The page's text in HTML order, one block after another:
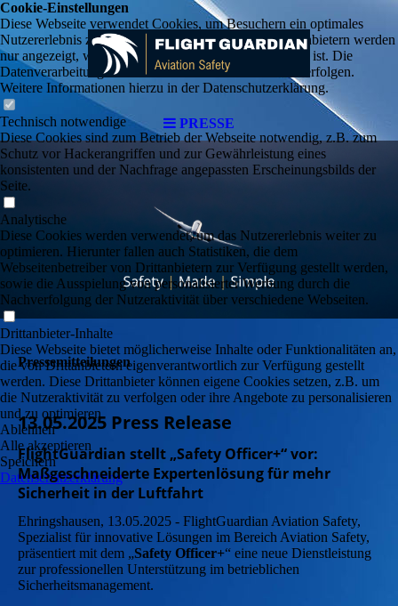
PRESSE
Pressemitteilungen
13.05.2025 Press Release
FlightGuardian stellt „Safety Officer+“ vor:
Maßgeschneiderte Expertenlösung für mehr
Sicherheit in der Luftfahrt
Ehringshausen, 13.05.2025 - FlightGuardian Aviation Safety,
Spezialist für innovative Lösungen im Bereich Aviation Safety,
präsentiert mit dem „Safety Officer+“ eine neue Dienstleistung
zur professionellen Unterstützung im betrieblichen
Sicherheitsmanagement.
Cookie-Einstellungen
Diese Webseite verwendet Cookies, um Besuchern ein optimales
Nutzererlebnis zu bieten. Bestimmte Inhalte von Drittanbietern werden
nur angezeigt, wenn die entsprechende Option aktiviert ist. Die
Datenverarbeitung kann dann auch in einem Drittland erfolgen.
Weitere Informationen hierzu in der Datenschutzerklärung.
Technisch notwendige
Diese Cookies sind zum Betrieb der Webseite notwendig, z.B. zum
Schutz vor Hackerangriffen und zur Gewährleistung eines
konsistenten und der Nachfrage angepassten Erscheinungsbilds der
Seite.
Analytische
Diese Cookies werden verwendet, um das Nutzererlebnis weiter zu
optimieren. Hierunter fallen auch Statistiken, die dem
Webseitenbetreiber von Drittanbietern zur Verfügung gestellt werden,
sowie die Ausspielung von personalisierter Werbung durch die
Nachverfolgung der Nutzeraktivität über verschiedene Webseiten.
Drittanbieter-Inhalte
Diese Webseite bietet möglicherweise Inhalte oder Funktionalitäten an,
die von Drittanbietern eigenverantwortlich zur Verfügung gestellt
werden. Diese Drittanbieter können eigene Cookies setzen, z.B. um
die Nutzeraktivität zu verfolgen oder ihre Angebote zu personalisieren
und zu optimieren.
Ablehnen
Alle akzeptieren
Speichern
Datenschutzerklärung